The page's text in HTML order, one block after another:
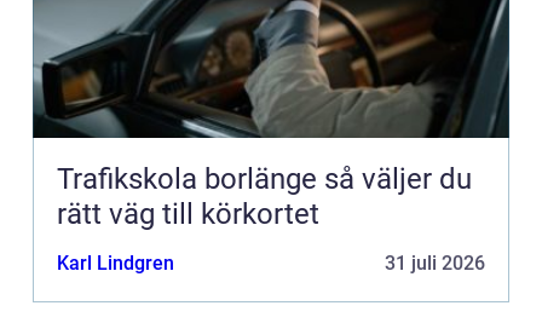
Trafikskola borlänge så väljer du
rätt väg till körkortet
Karl Lindgren 31 juli 2026